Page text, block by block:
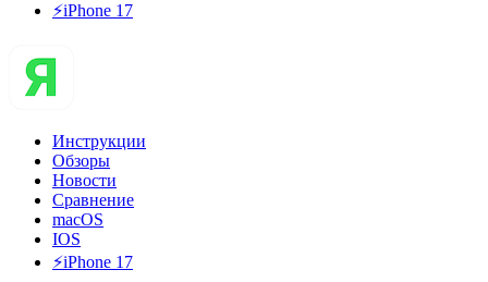
⚡️iPhone 17
Инструкции
Обзоры
Новости
Сравнение
macOS
IOS
⚡️iPhone 17